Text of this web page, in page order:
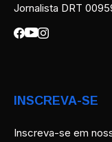
Jornalista DRT
INSCREVA-SE
Inscreva-se em